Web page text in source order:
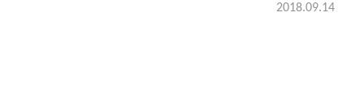
2018.09.14